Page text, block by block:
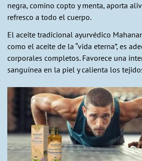
negra, comino copto y menta, aporta
refresco a todo el cuerpo.
El aceite tradicional ayurvédico
como el aceite de la “vida eterna”, es
corporales completos. Favorece una
sanguínea en la piel y calienta los